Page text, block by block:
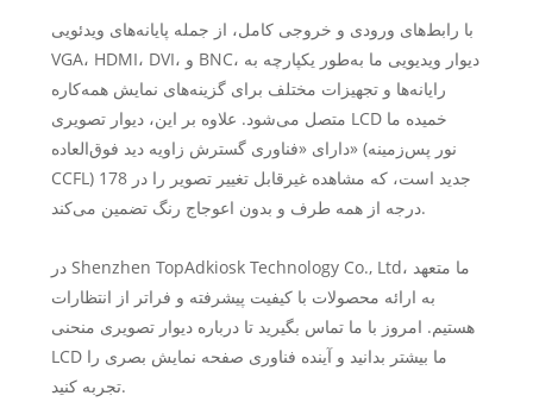
با رابط‌های ورودی و خروجی کامل، از جمله پایانه‌های ویدئویی
VGA، HDMI، DVI، و BNC، دیوار ویدیویی ما به‌طور یکپارچه به
رایانه‌ها و تجهیزات مختلف برای گزینه‌های نمایش همه‌کاره
متصل می‌شود. علاوه بر این، دیوار تصویری LCD خمیده ما
دارای «فناوری گسترش زاویه دید فوق‌العاده» (نور پس‌زمینه
CCFL) جدید است، که مشاهده غیرقابل تغییر تصویر را در 178
درجه از همه طرف و بدون اعوجاج رنگ تضمین می‌کند.
در Shenzhen TopAdkiosk Technology Co., Ltd، ما متعهد
به ارائه محصولات با کیفیت پیشرفته و فراتر از انتظارات
هستیم. امروز با ما تماس بگیرید تا درباره دیوار تصویری منحنی
LCD ما بیشتر بدانید و آینده فناوری صفحه نمایش بصری را
تجربه کنید.